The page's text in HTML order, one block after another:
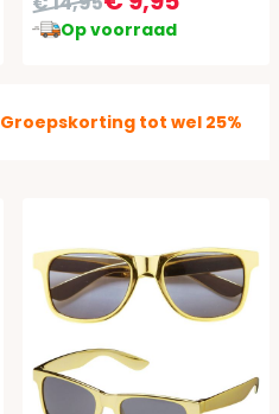
Op voorraad
Groepskorting tot wel 25%